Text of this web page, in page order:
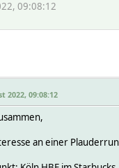
09:08:12
2022, 09:08:12
an einer